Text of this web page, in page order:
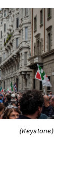
(Keystone)